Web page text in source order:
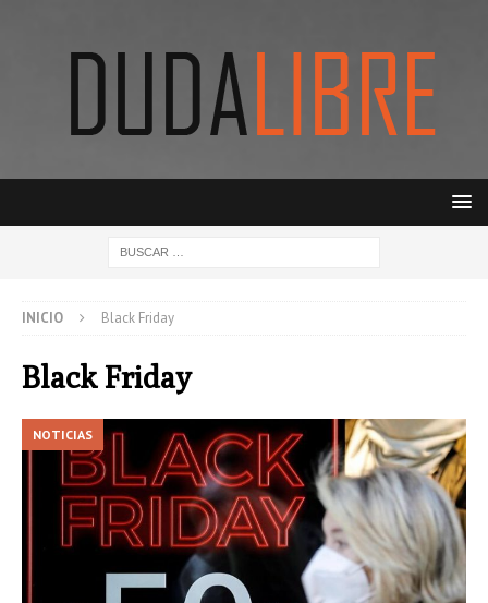
INICIO Black Friday
Black Friday
NOTICIAS